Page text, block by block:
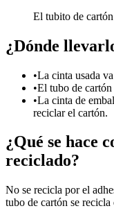
El tubito de
¿Dónde
•La cinta usada
•El tubo de
•La cinta de
reciclar el cartón.
¿Qué se hace
reciclado?
No se recicla por el
tubo de cartón se recicla